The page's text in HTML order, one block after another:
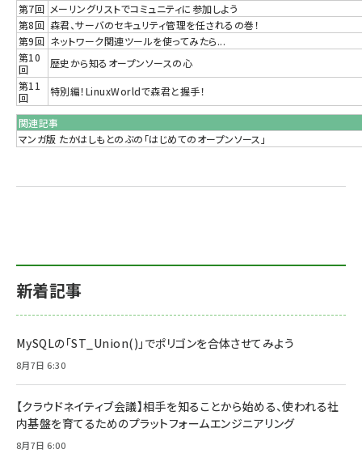
第7回 メーリングリストでコミュニティに参加しよう
第8回 森君、サーバのセキュリティ管理を任されるの巻！
第9回 ネットワーク関連ツールを使ってみたら...
第10
回
歴史から知るオープンソースの心
第11
回
特別編！LinuxWorldで森君と握手！
関連記事
マンガ版 たかはしもとのぶの「はじめてのオープンソース」
新着記事
MySQLの「ST_Union()」でポリゴンを合体させてみよう
8月7日 6:30
【クラウドネイティブ会議】相手を知ることから始める、使われる社
内基盤を育てるためのプラットフォームエンジニアリング
8月7日 6:00